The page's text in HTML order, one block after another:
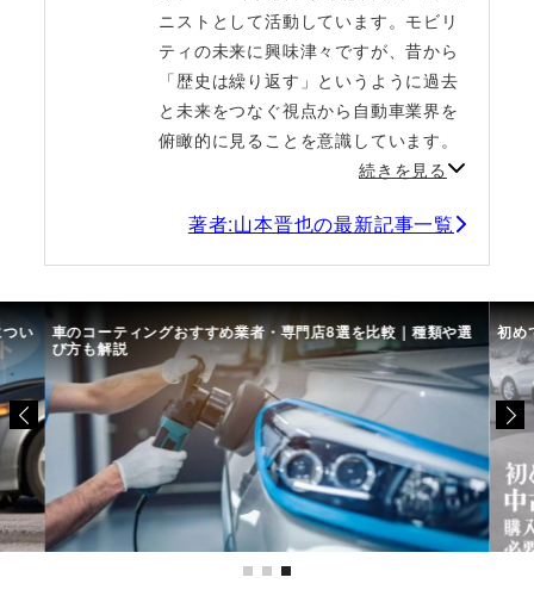
ニストとして活動しています。モビリ
ティの未来に興味津々ですが、昔から
「歴史は繰り返す」というように過去
と未来をつなぐ視点から自動車業界を
俯瞰的に見ることを意識しています。
続きを見る
著者:山本晋也の最新記事一覧
い 車のコーティングおすすめ業者・専門店8選を比較｜種類や選
び方も解説
初め